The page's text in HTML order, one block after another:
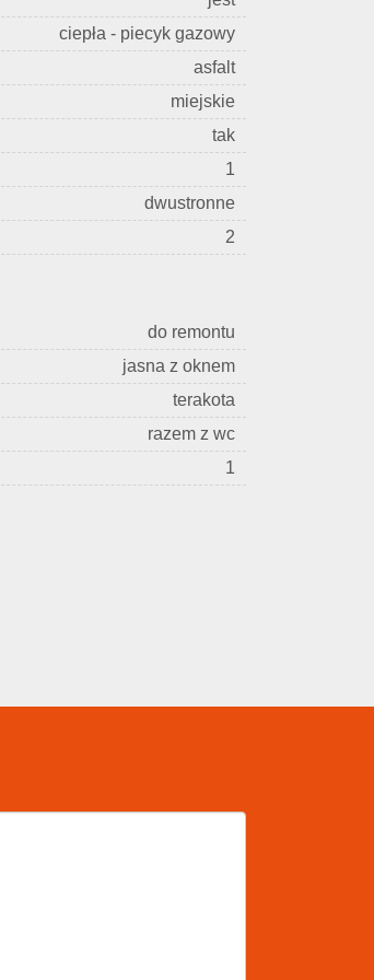
ciepła - piecyk gazowy
asfalt
miejskie
tak
1
dwustronne
2
do remontu
jasna z oknem
terakota
razem z wc
1